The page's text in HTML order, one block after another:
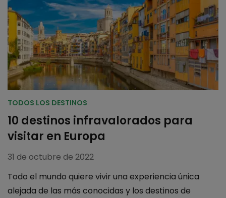
TODOS LOS DESTINOS
10 destinos infravalorados para
visitar en Europa
31 de octubre de 2022
Todo el mundo quiere vivir una experiencia única
alejada de las más conocidas y los destinos de